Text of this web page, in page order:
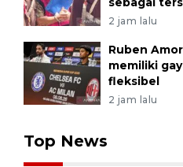
2 jam lalu
Ruben
memiliki
fleksibel
2 jam lalu
Top News